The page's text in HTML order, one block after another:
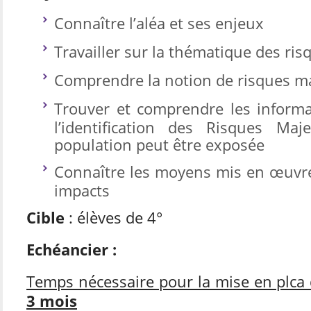
Connaître l’aléa et ses enjeux
Travailler sur la thématique des
Comprendre la notion de risques
Trouver et comprendre les
l’identification des Risques
population peut être exposée
Connaître les moyens mis en
impacts
Cible : élèves de 4°
Echéancier :
Temps nécessaire pour la mise en
3 mois